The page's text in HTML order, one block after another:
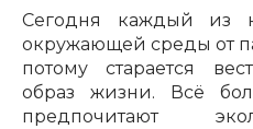
Сегодня каждый из
окружающей среды от
потому старается
образ жизни. Всё
предпочитают